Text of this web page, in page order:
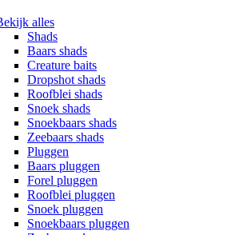
alles
Shads
Baars shads
Creature baits
Dropshot shads
Roofblei shads
Snoek shads
Snoekbaars shads
Zeebaars shads
Pluggen
Baars pluggen
Forel pluggen
Roofblei pluggen
Snoek pluggen
Snoekbaars pluggen